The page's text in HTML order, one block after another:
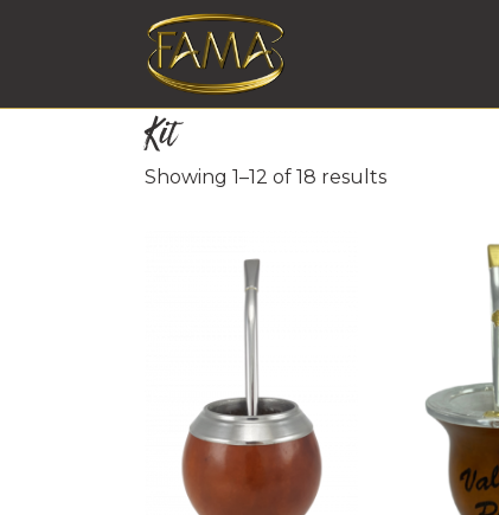
Kit
Showing 1–12 of 18 results